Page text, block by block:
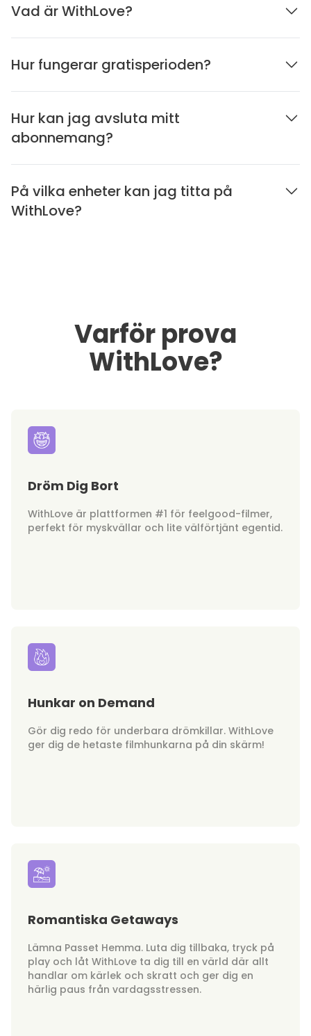
Vad är WithLove?
Hur fungerar gratisperioden?
Hur kan jag avsluta mitt
abonnemang?
På vilka enheter kan jag titta på
WithLove?
Varför prova
WithLove?
Dröm Dig Bort
WithLove är plattformen #1 för feelgood-filmer,
perfekt för myskvällar och lite välförtjänt egentid.
Hunkar on Demand
Gör dig redo för underbara drömkillar. WithLove
ger dig de hetaste filmhunkarna på din skärm!
Romantiska Getaways
Lämna Passet Hemma. Luta dig tillbaka, tryck på
play och låt WithLove ta dig till en värld där allt
handlar om kärlek och skratt och ger dig en
härlig paus från vardagsstressen.